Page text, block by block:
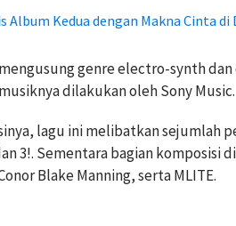
Album Kedua dengan Makna Cinta di
mengusung genre electro-synth
dilakukan oleh Sony Music.
lagu ini melibatkan sejumlah
3!. Sementara bagian komposisi
Blake Manning, serta MLITE.